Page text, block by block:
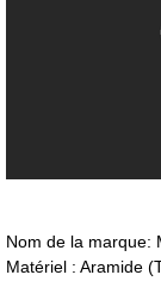
Nom de la marque:
Matériel : Aramide